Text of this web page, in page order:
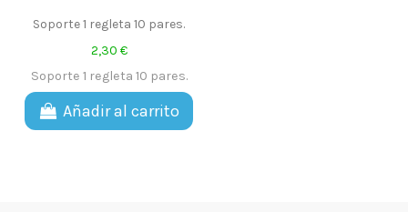
Soporte 1 regleta 10 pares.
2,30 €
Soporte 1 regleta 10 pares.
Añadir al carrito